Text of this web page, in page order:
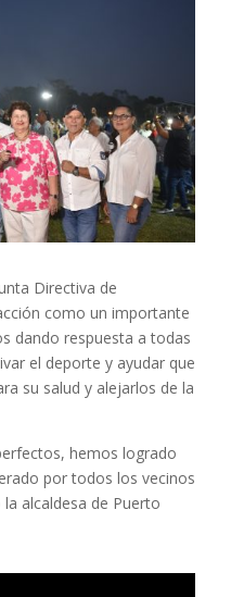
Directiva de
como un importante
dando respuesta a todas
el deporte y ayudar que
su salud y alejarlos de la
hemos logrado
por todos los vecinos
alcaldesa de Puerto